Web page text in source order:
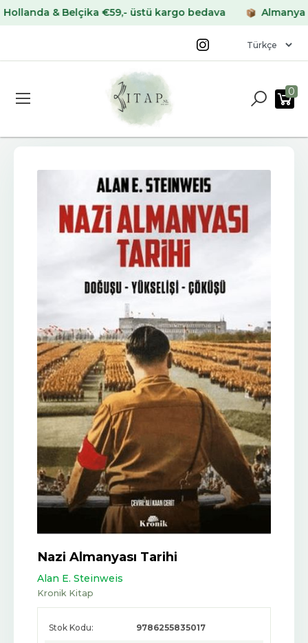
& Belçika €59,- üstü kargo bedava Almanya &
0
Nazi Almanyası Tarihi
Alan E. Steinweis
Kronik Kitap
Stok Kodu: 9786255835017